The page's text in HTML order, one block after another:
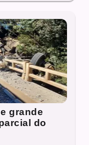
grande
do